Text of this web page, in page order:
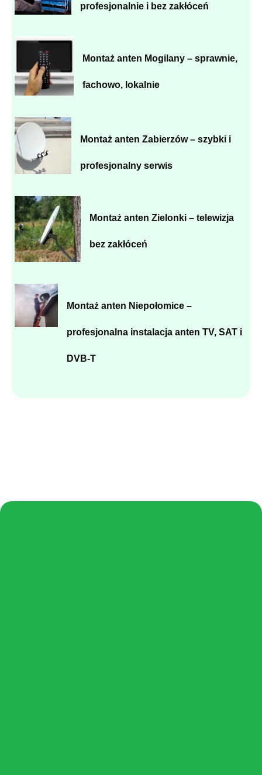
profesjonalnie i bez zakłóceń
Montaż anten Mogilany – sprawnie,
fachowo, lokalnie
Montaż anten Zabierzów – szybki i
profesjonalny serwis
Montaż anten Zielonki – telewizja
bez zakłóceń
Montaż anten Niepołomice –
profesjonalna instalacja anten TV, SAT i
DVB-T